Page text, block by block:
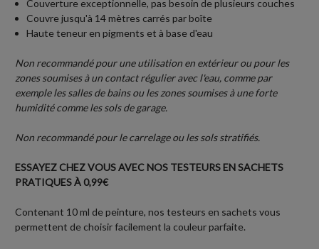
Couverture exceptionnelle, pas besoin de plusieurs couches
Couvre jusqu'à 14 mètres carrés par boîte
Haute teneur en pigments et à base d'eau
Non recommandé pour une utilisation en extérieur ou pour les
zones soumises à un contact régulier avec l'eau, comme par
exemple les salles de bains ou les zones soumises à une forte
humidité comme les sols de garage.
Non recommandé pour le carrelage ou les sols stratifiés.
ESSAYEZ CHEZ VOUS AVEC NOS TESTEURS EN SACHETS
PRATIQUES À 0,99€
Contenant 10 ml de peinture, nos testeurs en sachets vous
permettent de choisir facilement la couleur parfaite.